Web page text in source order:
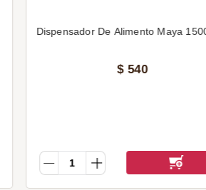
Dispensador De Alimento Maya
$ 540